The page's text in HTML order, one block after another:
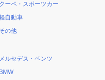
クーペ・スポーツカー
自動車
その他
メルセデス・ベンツ
BMW